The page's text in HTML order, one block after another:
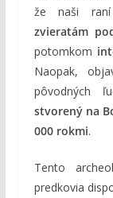
že naši
zvieratám
potomkom
Naopak,
pôvodných
stvorený na
000 rokmi.
Tento
predkovia